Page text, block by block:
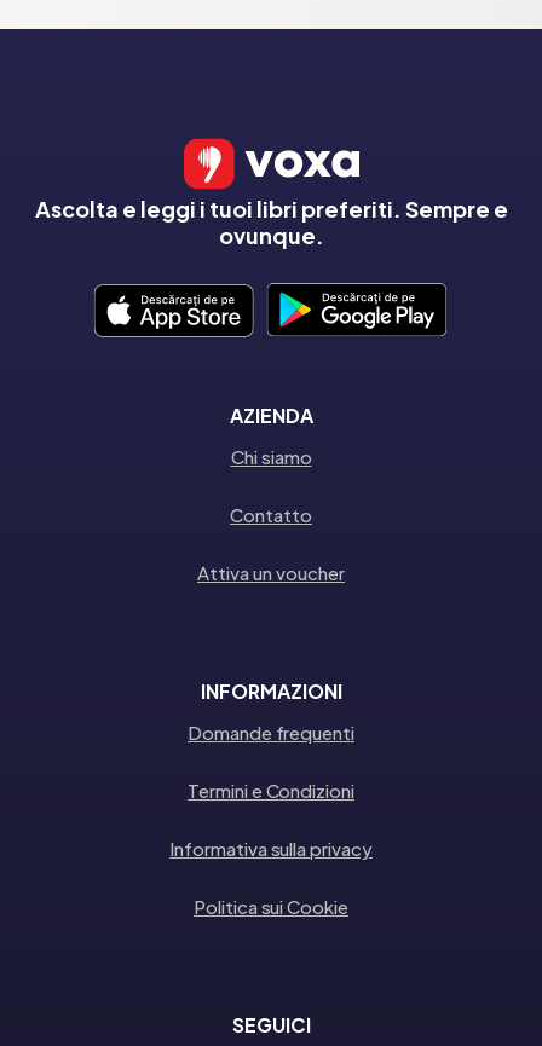
Ascolta e leggi i tuoi libri preferiti. Sempre e
ovunque.
AZIENDA
Chi siamo
Contatto
Attiva un voucher
INFORMAZIONI
Domande frequenti
Termini e Condizioni
Informativa sulla privacy
Politica sui Cookie
SEGUICI